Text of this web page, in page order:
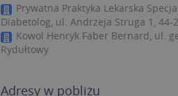
Prywatna Praktyka Lekarska
Diabetolog, ul. Andrzeja Struga 1, 44-
Kowol Henryk Faber Bernard, ul.
Rydułtowy
Adresy w pobliżu
APPSESSID